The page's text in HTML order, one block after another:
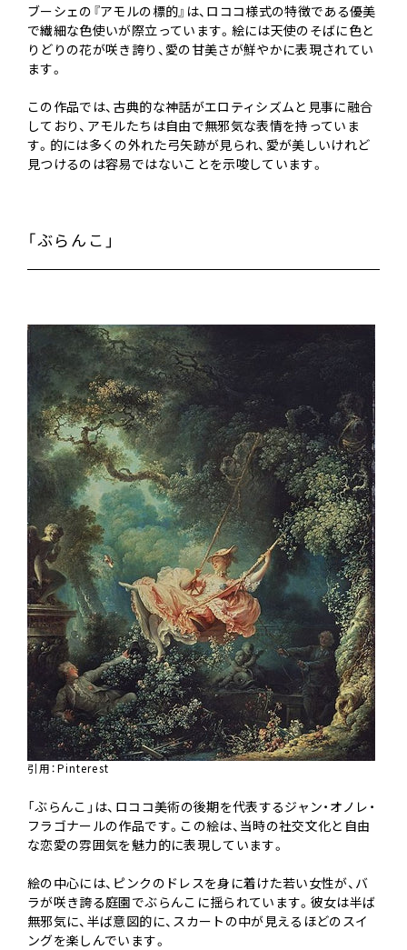
ブーシェの『アモルの標的』は、ロココ様式の特徴である優美
で繊細な色使いが際立っています。絵には天使のそばに色と
りどりの花が咲き誇り、愛の甘美さが鮮やかに表現されてい
ます。
この作品では、古典的な神話がエロティシズムと見事に融合
しており、アモルたちは自由で無邪気な表情を持っていま
す。的には多くの外れた弓矢跡が見られ、愛が美しいけれど
見つけるのは容易ではないことを示唆しています。
「ぶらんこ」
引用：Pinterest
「ぶらんこ」は、ロココ美術の後期を代表するジャン・オノレ・
フラゴナールの作品です。この絵は、当時の社交文化と自由
な恋愛の雰囲気を魅力的に表現しています。
絵の中心には、ピンクのドレスを身に着けた若い女性が、バ
ラが咲き誇る庭園でぶらんこに揺られています。彼女は半ば
無邪気に、半ば意図的に、スカートの中が見えるほどのスイ
ングを楽しんでいます。